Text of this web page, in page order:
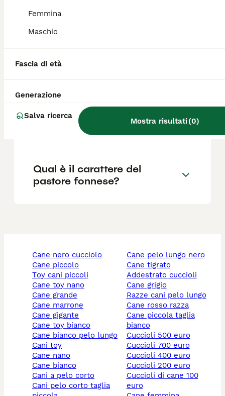
Femmina
Maschio
Fascia di età
Generazione
Salva ricerca
Mostra risultati(0)
Quali sono le caratteristiche
del cane fonnese?
Quanto costa un cucciolo di
Dove si trova il cane fonnese
in Sardegna?
Qual è il carattere del
pastore fonnese?
cane nero cucciolo
cane piccolo
toy cani piccoli
cane toy nano
cane grande
cane marrone
cane gigante
cane toy bianco
cane bianco pelo lungo
cani toy
cane nano
cane bianco
cani a pelo corto
cani pelo corto taglia
cane pelo lungo nero
cane tigrato
addestrato cuccioli
cane grigio
razze cani pelo lungo
cane rosso razza
cane piccola taglia
bianco
cuccioli 500 euro
cuccioli 700 euro
cuccioli 400 euro
cuccioli 200 euro
cuccioli di cane 100
euro